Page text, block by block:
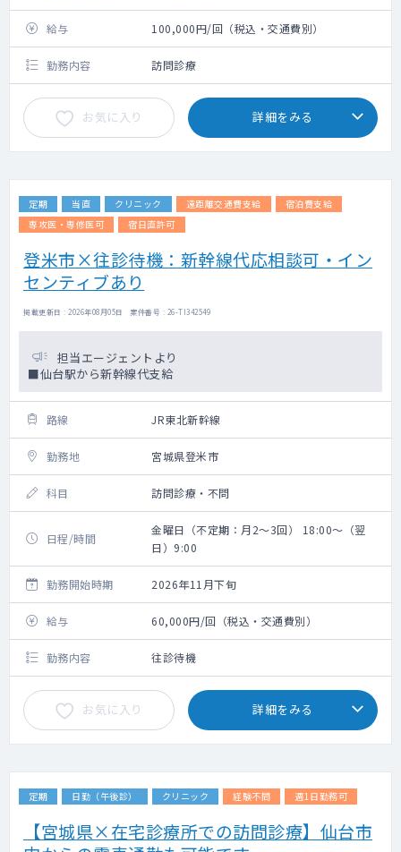
給与 100,000円/回（税込・交通費別）
勤務内容 訪問診療
お気に入り 詳細をみる
定期 当直 クリニック 遠距離交通費支給
宿泊費支給
専攻医・専修医可
宿日直許可
登米市×往診待機：新幹線代応相談可・イン
センティブあり
掲載更新日 : 2026年08月05日 案件番号 : 26-TI342549
担当エージェントより
■仙台駅から新幹線代支給
路線 JR東北新幹線
勤務地 宮城県登米市
科目 訪問診療・不問
日程/時間
金曜日（不定期：月2～3回） 18:00～（翌
日）9:00
勤務開始時期 2026年11月下旬
給与 60,000円/回（税込・交通費別）
勤務内容 往診待機
お気に入り 詳細をみる
定期 日勤（午後診） クリニック 経験不問 週1日勤務可
【宮城県×在宅診療所での訪問診療】仙台市